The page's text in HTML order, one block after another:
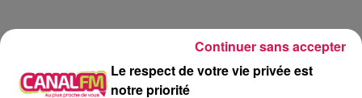
Le respect de votre vie privée est
notre priorité
Continuer sans accepter